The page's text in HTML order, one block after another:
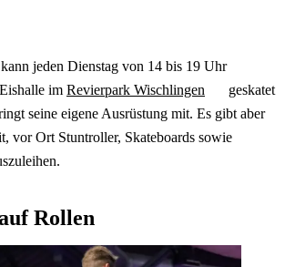
jeden Dienstag von 14 bis 19 Uhr
im Revierpark Wischlingen
geskatet
seine eigene Ausrüstung mit. Es gibt aber
vor Ort Stuntroller, Skateboards sowie
Rollen